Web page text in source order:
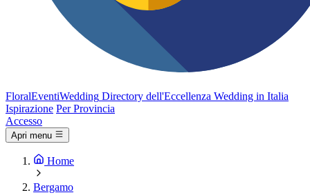
FloralEventiWedding Directory dell'Eccellenza Wedding in Italia
Ispirazione Per Provincia
Accesso
Apri menu
Home
Bergamo